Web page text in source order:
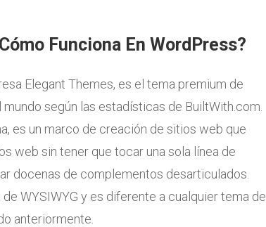
Funciona En WordPress?
Elegant Themes, es el tema premium de
según las estadísticas de BuiltWith.com.
es un marco de creación de sitios web que
web sin tener que tocar una sola línea de
docenas de complementos desarticulados.
WYSIWYG y es diferente a cualquier tema de
anteriormente.